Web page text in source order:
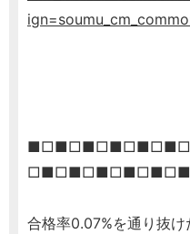
合格率0.07%を通り抜け